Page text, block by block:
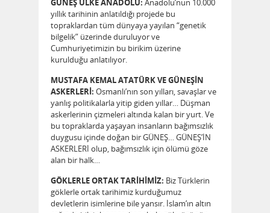
GÜNEŞ ÜLKE ANADOLU: Anadolu’nun 10.000
yıllık tarihinin anlatıldığı projede bu
topraklardan tüm dünyaya yayılan “genetik
bilgelik” üzerinde duruluyor ve
Cumhuriyetimizin bu birikim üzerine
kurulduğu anlatılıyor.
MUSTAFA KEMAL ATATÜRK VE GÜNEŞİN
ASKERLERİ: Osmanlı’nın son yılları, savaşlar ve
yanlış politikalarla yitip giden yıllar… Düşman
askerlerinin çizmeleri altında kalan bir yurt. Ve
bu topraklarda yaşayan insanların bağımsızlık
duygusu içinde doğan bir GÜNEŞ… GÜNEŞ’İN
ASKERLERİ olup, bağımsızlık için ölümü göze
alan bir halk…
GÖKLERLE ORTAK TARİHİMİZ: Biz Türklerin
göklerle ortak tarihimiz kurduğumuz
devletlerin isimlerine bile yansır. İslam’ın altın